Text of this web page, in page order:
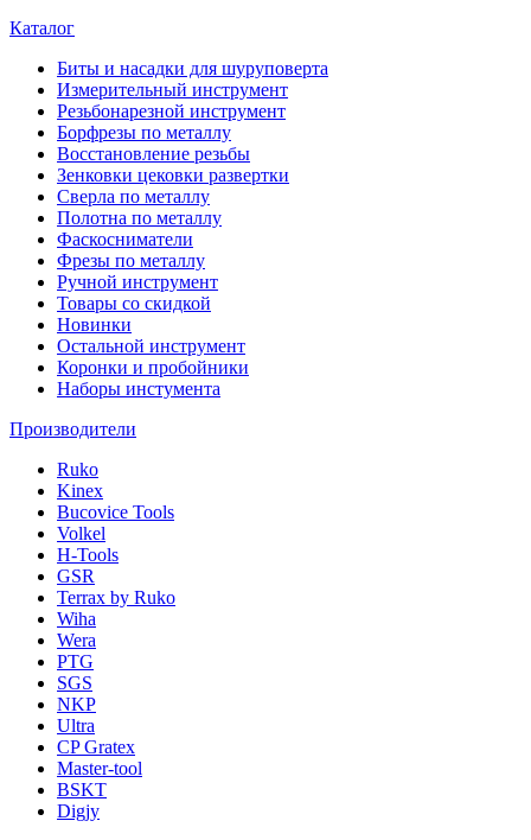
Каталог
Биты и насадки для шуруповерта
Измерительный инструмент
Резьбонарезной инструмент
Борфрезы по металлу
Восстановление резьбы
Зенковки цековки развертки
Сверла по металлу
Полотна по металлу
Фаскосниматели
Фрезы по металлу
Ручной инструмент
Товары со скидкой
Новинки
Остальной инструмент
Коронки и пробойники
Наборы инстумента
Производители
Ruko
Kinex
Bucovice Tools
Volkel
H-Tools
GSR
Terrax by Ruko
Wiha
Wera
PTG
SGS
NKP
Ultra
CP Gratex
Master-tool
BSKT
Digjy